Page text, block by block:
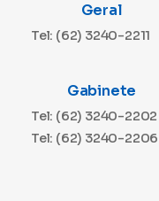
Geral
Tel: (62) 3240-2211
Gabinete
Tel: (62) 3240-2202
Tel: (62) 3240-2206